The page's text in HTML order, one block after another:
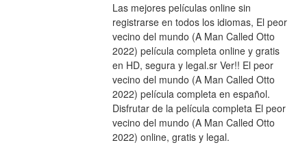
Las mejores películas online sin
registrarse en todos los idiomas, El peor
vecino del mundo (A Man Called Otto
2022) película completa online y gratis
en HD, segura y legal.sr Ver!! El peor
vecino del mundo (A Man Called Otto
2022) película completa en español.
Disfrutar de la película completa El peor
vecino del mundo (A Man Called Otto
2022) online, gratis y legal.